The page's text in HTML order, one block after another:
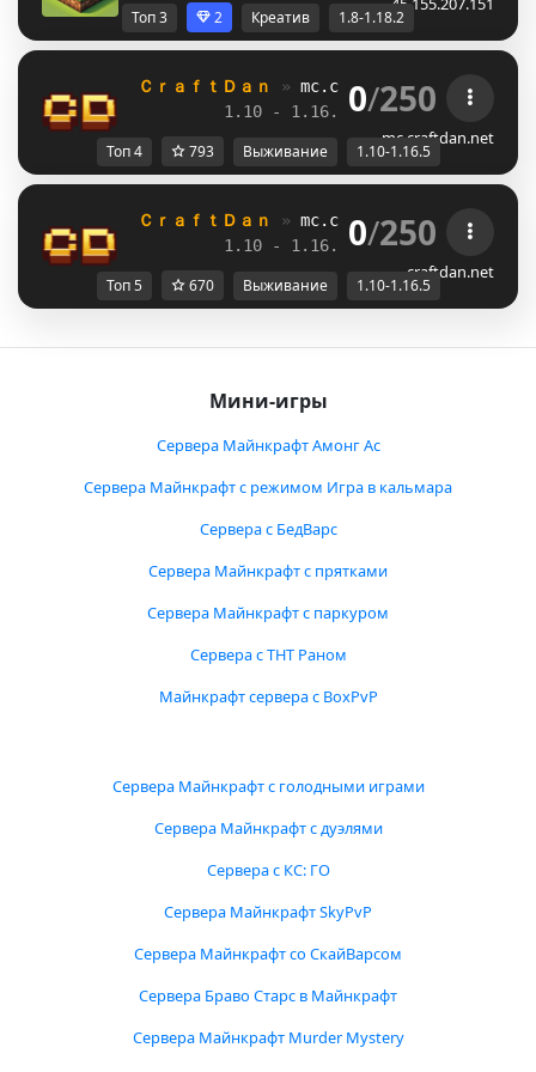
Топ 3 2 Креатив 1.8-1.18.2
ＣｒａｆｔＤａｎ » mc.craftdan.net //
1.10 - 1.16.5 //
0/250
mc.craftdan.net
Топ 4 793 Выживание 1.10-1.16.5
ＣｒａｆｔＤａｎ » mc.craftdan.net //
1.10 - 1.16.5 //
0/250
craftdan.net
Топ 5 670 Выживание 1.10-1.16.5
Мини-игры
Сервера Майнкрафт Амонг Ас
Сервера Майнкрафт с режимом Игра в кальмара
Сервера с БедВарс
Сервера Майнкрафт с прятками
Сервера Майнкрафт с паркуром
Сервера с ТНТ Раном
Майнкрафт сервера с BoxPvP
Сервера Майнкрафт с голодными играми
Сервера Майнкрафт с дуэлями
Сервера с КС: ГО
Сервера Майнкрафт SkyPvP
Сервера Майнкрафт со СкайВарсом
Сервера Браво Старс в Майнкрафт
Сервера Майнкрафт Murder Mystery